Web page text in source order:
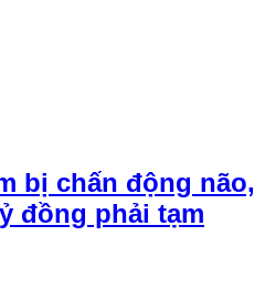
bị chấn động não,
đồng phải tạm